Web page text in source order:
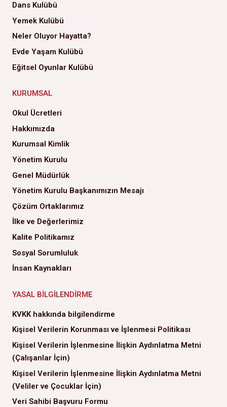
Dans Kulübü
Yemek Kulübü
Neler Oluyor Hayatta?
Evde Yaşam Kulübü
Eğitsel Oyunlar Kulübü
KURUMSAL
Okul Ücretleri
Hakkımızda
Kurumsal Kimlik
Yönetim Kurulu
Genel Müdürlük
Yönetim Kurulu Başkanımızın Mesajı
Çözüm Ortaklarımız
İlke ve Değerlerimiz
Kalite Politikamız
Sosyal Sorumluluk
İnsan Kaynakları
YASAL BILGILENDIRME
KVKK hakkında bilgilendirme
Kişisel Verilerin Korunması ve İşlenmesi Politikası
Kişisel Verilerin İşlenmesine İlişkin Aydınlatma Metni
(Çalışanlar İçin)
Kişisel Verilerin İşlenmesine İlişkin Aydınlatma Metni
(Veliler ve Çocuklar İçin)
Veri Sahibi Başvuru Formu